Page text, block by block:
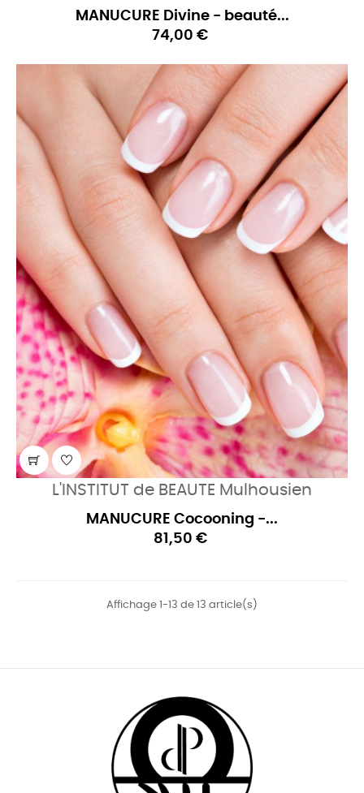
MANUCURE Divine - beauté...
74,00 €
L'INSTITUT de BEAUTE Mulhousien
MANUCURE Cocooning -...
81,50 €
Affichage 1-13 de 13 article(s)